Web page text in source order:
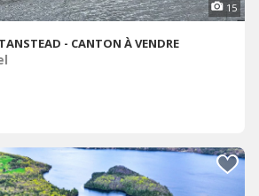
15
- CANTON À VENDRE